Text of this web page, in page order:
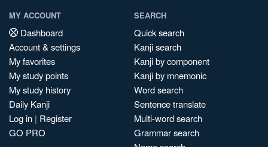
MY ACCOUNT
Dashboard
Account & settings
My favorites
My study points
My study history
Daily Kanji
Log in | Register
GO PRO
SEARCH
Quick search
Kanji search
Kanji by component
Kanji by mnemonic
Word search
Sentence translate
Multi-word search
Grammar search